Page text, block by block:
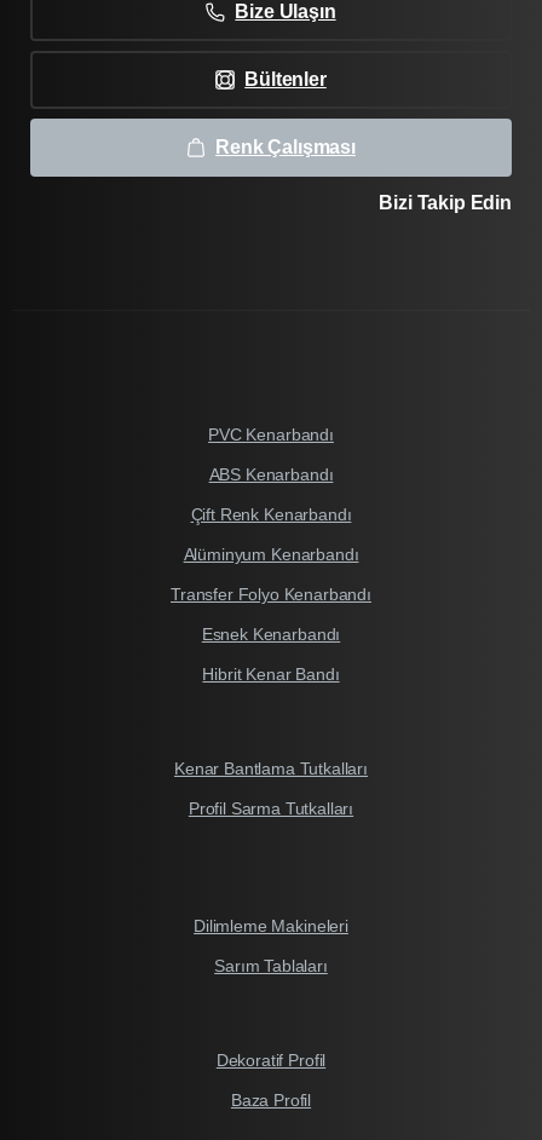
Bize Ulaşın
Bültenler
Renk Çalışması
Bizi Takip Edin
PVC Kenarbandı
ABS Kenarbandı
Çift Renk Kenarbandı
Alüminyum Kenarbandı
Transfer Folyo Kenarbandı
Esnek Kenarbandı
Hibrit Kenar Bandı
Kenar Bantlama Tutkalları
Profil Sarma Tutkalları
Dilimleme Makineleri
Sarım Tablaları
Dekoratif Profil
Baza Profil